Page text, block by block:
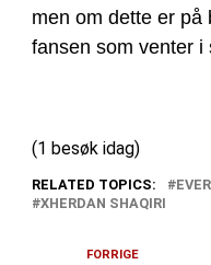
men om dette er på
fansen som venter
(1 besøk idag)
RELATED TOPICS:
XHERDAN SHAQIRI
FORRIGE